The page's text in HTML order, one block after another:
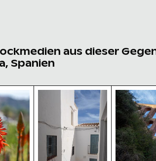
aus dieser
Spanien
rote Aloe Vera Blüte in natürlicher
Malerische Der